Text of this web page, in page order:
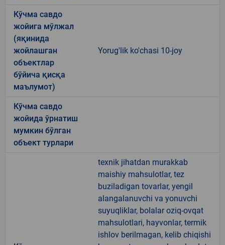
Кўчма савдо
жойига мўлжал
(яқинида
жойлашган
объектлар
бўйича қисқа
маълумот)
Yorug'lik ko'chasi 10-joy
Кўчма савдо
жойида ўрнатиш
мумкин бўлган
объект турлари
texnik jihatdan murakkab
maishiy mahsulotlar, tez
buziladigan tovarlar, yengil
alangalanuvchi va yonuvchi
suyuqliklar, bolalar oziq-ovqat
mahsulotlari, hayvonlar, termik
ishlov berilmagan, kelib chiqishi